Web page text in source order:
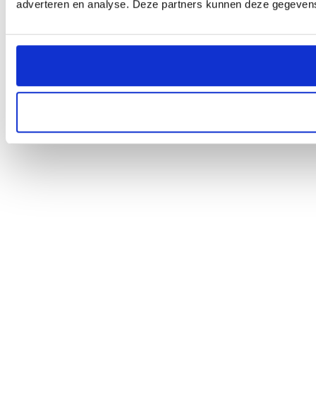
adverteren en analyse. Deze partners kunnen deze